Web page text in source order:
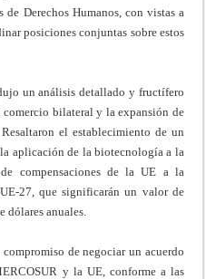
Derechos Humanos, con vistas a
posiciones conjuntas sobre estos
un análisis detallado y fructífero
comercio bilateral y la expansión de
el establecimiento de un
aplicación de la biotecnología a la
compensaciones de la UE a la
27, que significarán un valor de
anuales.
de negociar un acuerdo
y la UE, conforme a las